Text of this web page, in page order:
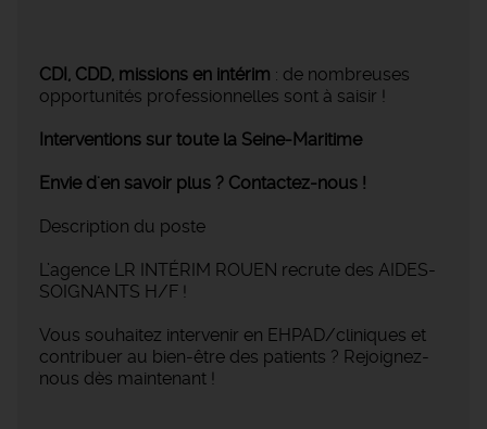
CDI, CDD, missions en intérim : de nombreuses
opportunités professionnelles sont à saisir !
Interventions sur toute la Seine-Maritime
Envie d'en savoir plus ? Contactez-nous !
Description du poste
L’agence LR INTÉRIM ROUEN recrute des AIDES-
SOIGNANTS H/F !
Vous souhaitez intervenir en EHPAD/cliniques et
contribuer au bien-être des patients ? Rejoignez-
nous dès maintenant !